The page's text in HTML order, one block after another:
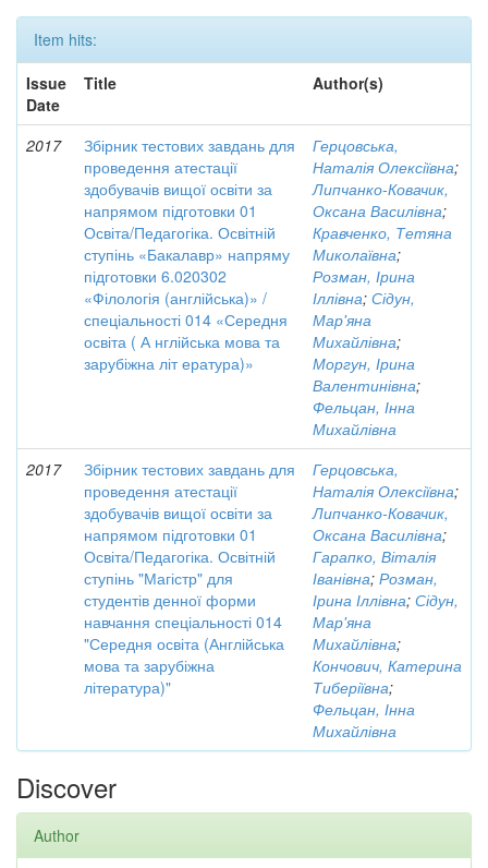
Item hits:
Issue
Date
Title Author(s)
2017
Збірник тестових завдань для
проведення атестації
здобувачів вищої освіти за
напрямом підготовки 01
Освіта/Педагогіка. Освітній
ступінь «Бакалавр» напряму
підготовки 6.020302
«Філологія (англійська)» /
спеціальності 014 «Середня
освіта ( А нглійська мова та
зарубіжна літ ература)»
Герцовська,
Наталія Олексіївна;
Липчанко-Ковачик,
Оксана Василівна;
Кравченко, Тетяна
Миколаївна;
Розман, Ірина
Іллівна; Сідун,
Мар'яна
Михайлівна;
Моргун, Ірина
Валентинівна;
Фельцан, Інна
Михайлівна
2017
Збірник тестових завдань для
проведення атестації
здобувачів вищої освіти за
напрямом підготовки 01
Освіта/Педагогіка. Освітній
ступінь "Магістр" для
студентів денної форми
навчання спеціальності 014
"Середня освіта (Англійська
мова та зарубіжна
література)"
Герцовська,
Наталія Олексіївна;
Липчанко-Ковачик,
Оксана Василівна;
Гарапко, Віталія
Іванівна; Розман,
Ірина Іллівна; Сідун,
Мар'яна
Михайлівна;
Кончович, Катерина
Тиберіївна;
Фельцан, Інна
Михайлівна
Discover
Author